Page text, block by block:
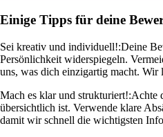
Einige Tipps für deine
Sei kreativ und individuell!:Deine
Persönlichkeit widerspiegeln.
uns, was dich einzigartig macht. Wir
Mach es klar und strukturiert!:Achte
übersichtlich ist. Verwende klare
damit wir schnell die wichtigsten